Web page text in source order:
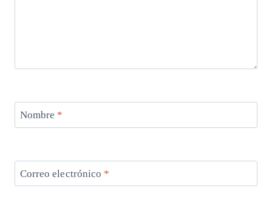
Nombre *
Correo electrónico *